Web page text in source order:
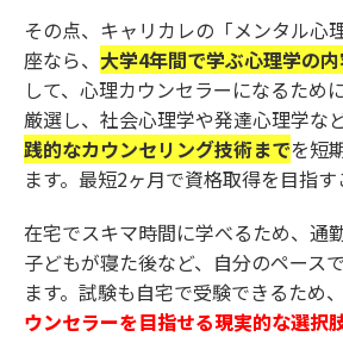
その点、キャリカレの「メンタル心
座なら、 大学4年間で学ぶ心理学の
して、心理カウンセラーになるため
厳選し、社会心理学や発達心理学な
践的なカウンセリング技術までを短
ます。最短2ヶ月で資格取得を目指す
在宅でスキマ時間に学べるため、通
子どもが寝た後など、自分のペース
ます。試験も自宅で受験できるため、
ウンセラーを目指せる現実的な選択